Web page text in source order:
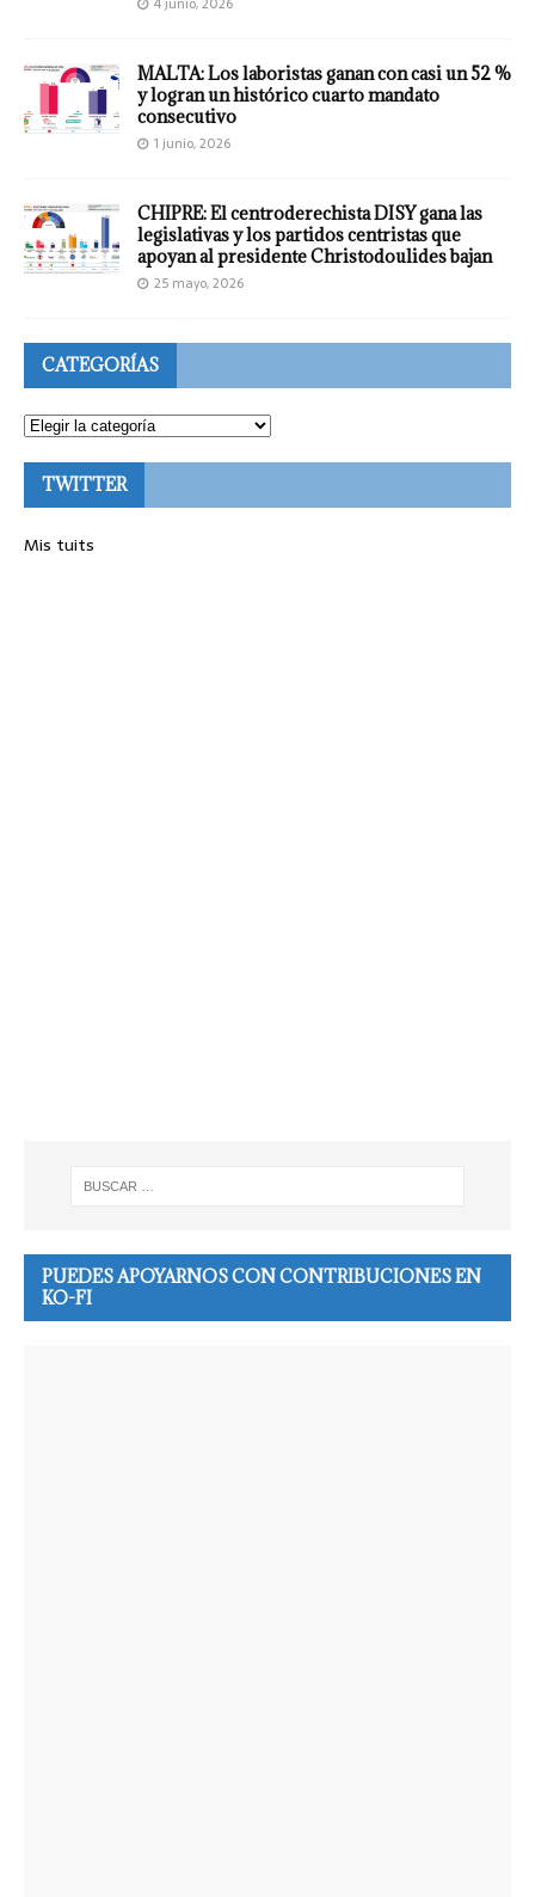
MALTA: Los laboristas ganan con casi un 52 %
y logran un histórico cuarto mandato
consecutivo
1 junio, 2026
CHIPRE: El centroderechista DISY gana las
legislativas y los partidos centristas que
apoyan al presidente Christodoulides bajan
25 mayo, 2026
CATEGORÍAS
TWITTER
Mis tuits
PUEDES APOYARNOS CON CONTRIBUCIONES EN
KO-FI